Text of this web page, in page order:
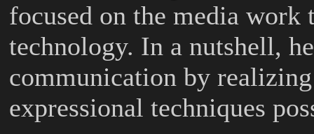
focused on the media
technology. In a nutshell,
communication by
expressional techniques